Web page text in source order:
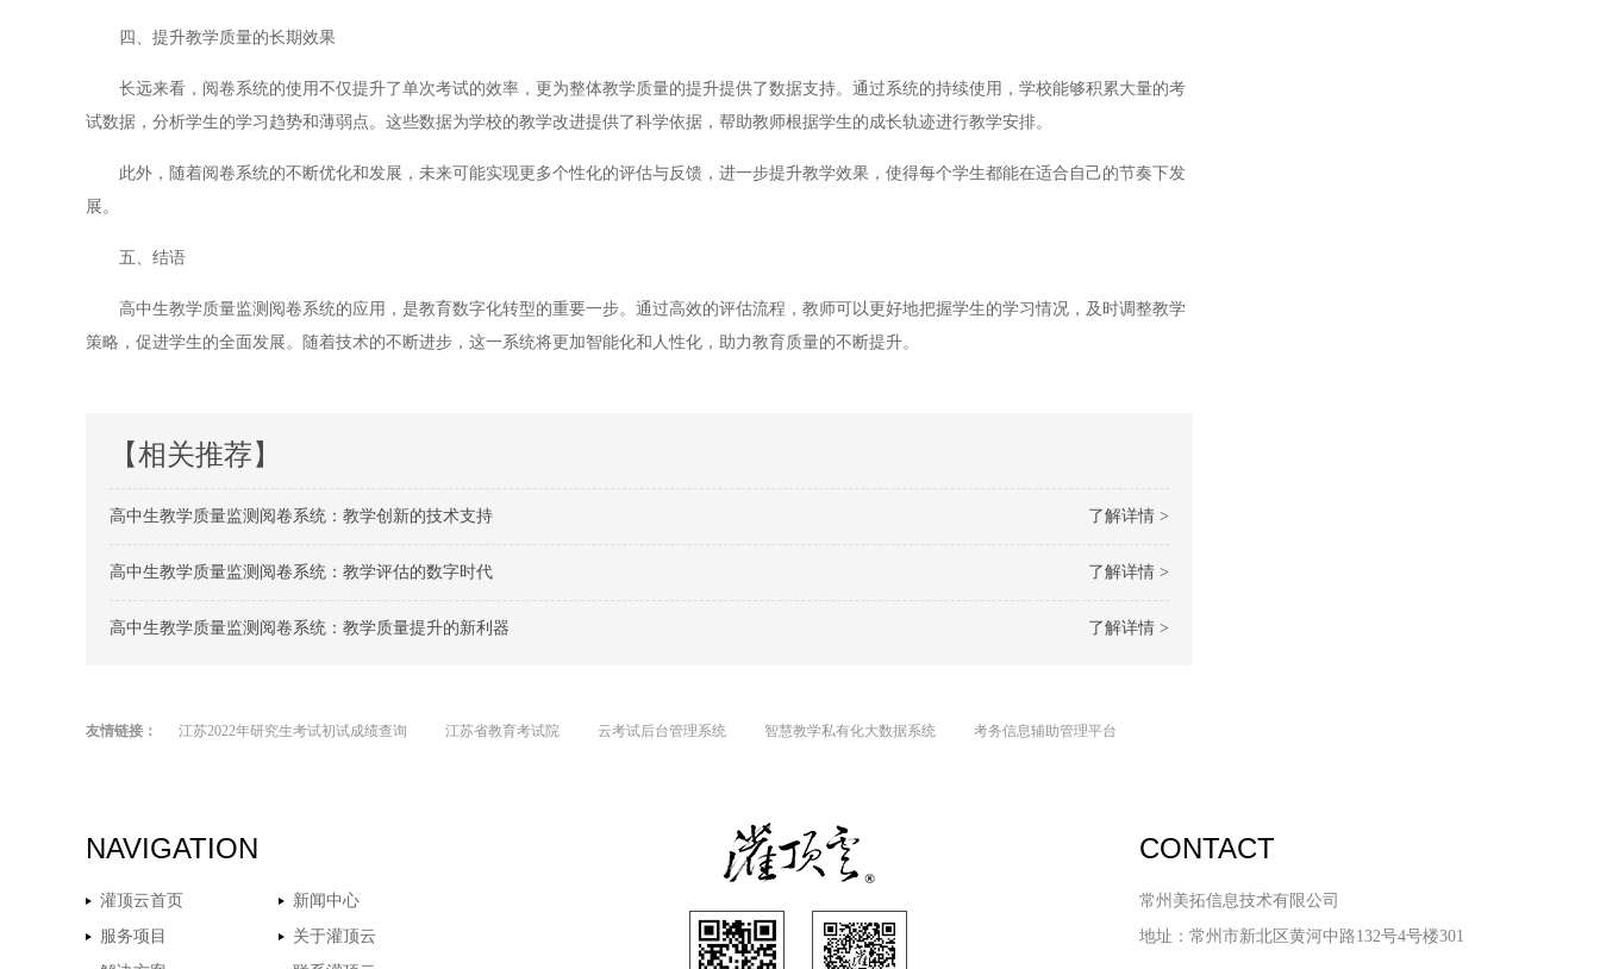
四、提升教学质量的长期效果
长远来看，阅卷系统的使用不仅提升了单次考试的效率，更为整体教学质量的提升提供了数据支持。通过系统的持续使用，学校能够积累大量的考
试数据，分析学生的学习趋势和薄弱点。这些数据为学校的教学改进提供了科学依据，帮助教师根据学生的成长轨迹进行教学安排。
此外，随着阅卷系统的不断优化和发展，未来可能实现更多个性化的评估与反馈，进一步提升教学效果，使得每个学生都能在适合自己的节奏下发
展。
五、结语
高中生教学质量监测阅卷系统的应用，是教育数字化转型的重要一步。通过高效的评估流程，教师可以更好地把握学生的学习情况，及时调整教学
策略，促进学生的全面发展。随着技术的不断进步，这一系统将更加智能化和人性化，助力教育质量的不断提升。
【相关推荐】
了解详情 >
高中生教学质量监测阅卷系统：教学创新的技术支持
了解详情 >
高中生教学质量监测阅卷系统：教学评估的数字时代
了解详情 >
高中生教学质量监测阅卷系统：教学质量提升的新利器
友情链接： 江苏2022年研究生考试初试成绩查询 江苏省教育考试院 云考试后台管理系统 智慧教学私有化大数据系统 考务信息辅助管理平台
NAVIGATION
灌顶云首页
新闻中心
服务项目
关于灌顶云
CONTACT
常州美拓信息技术有限公司
地址：常州市新北区黄河中路132号4号楼301